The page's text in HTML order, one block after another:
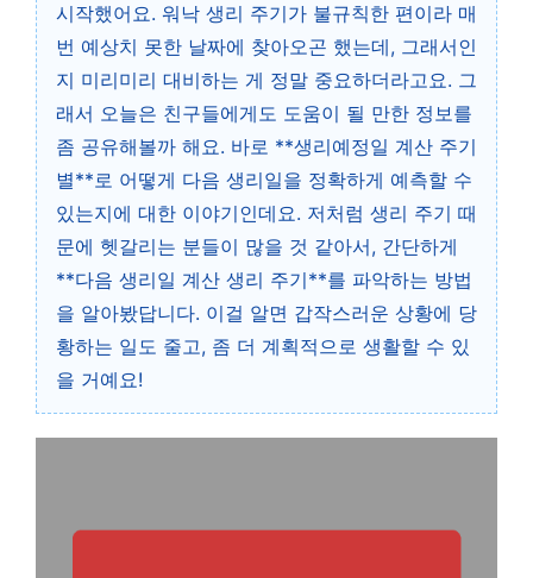
시작했어요. 워낙 생리 주기가 불규칙한 편이라 매
번 예상치 못한 날짜에 찾아오곤 했는데, 그래서인
지 미리미리 대비하는 게 정말 중요하더라고요. 그
래서 오늘은 친구들에게도 도움이 될 만한 정보를
좀 공유해볼까 해요. 바로 **생리예정일 계산 주기
별**로 어떻게 다음 생리일을 정확하게 예측할 수
있는지에 대한 이야기인데요. 저처럼 생리 주기 때
문에 헷갈리는 분들이 많을 것 같아서, 간단하게
**다음 생리일 계산 생리 주기**를 파악하는 방법
을 알아봤답니다. 이걸 알면 갑작스러운 상황에 당
황하는 일도 줄고, 좀 더 계획적으로 생활할 수 있
을 거예요!